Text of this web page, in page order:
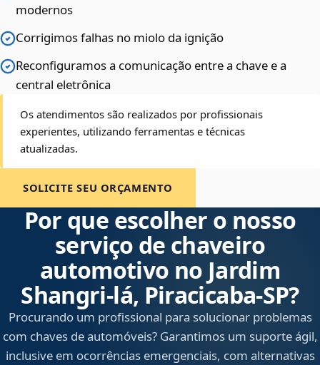
modernos
Corrigimos falhas no miolo da ignição
Reconfiguramos a comunicação entre a chave e a
central eletrônica
Os atendimentos são realizados por profissionais
experientes, utilizando ferramentas e técnicas
atualizadas.
SOLICITE SEU ORÇAMENTO
Por que escolher o nosso
serviço de chaveiro
automotivo no Jardim
Shangri-lá, Piracicaba‑SP?
Procurando um profissional para solucionar problemas
com chaves de automóveis? Garantimos um suporte ágil,
inclusive em ocorrências emergenciais, com alternativas